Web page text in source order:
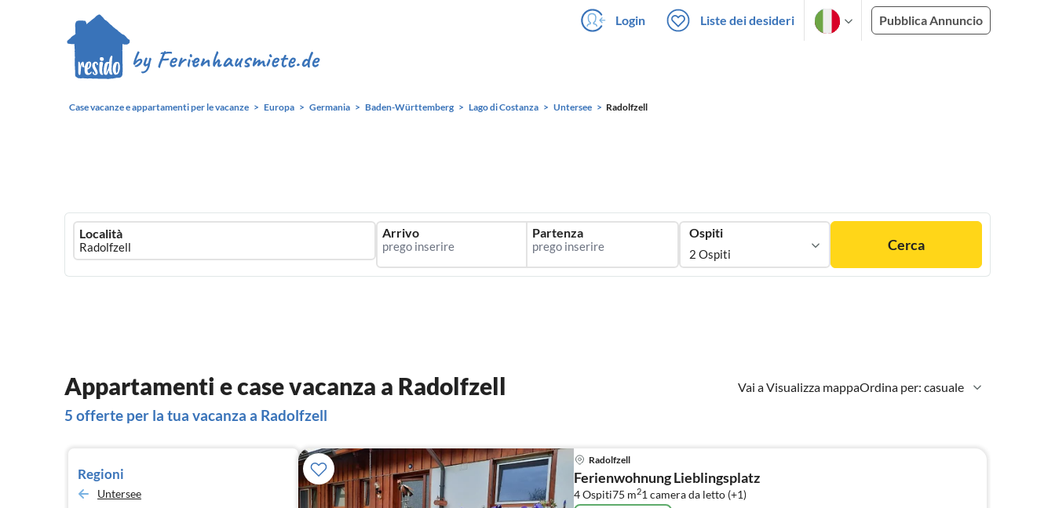
Login Liste dei desideri Pubblica Annuncio
Case vacanze e appartamenti per le vacanze Europa Germania Baden-Württemberg Lago di Costanza Untersee Radolfzell
Ferienhausmiete
logo
Località Arrivo Partenza Ospiti
2 Ospiti
Cerca
Vai a Visualizza mappaOrdina per: casuale
Appartamenti e case vacanza a Radolfzell
5 offerte per la tua vacanza a Radolfzell
Regioni
Untersee
Radolfzell
Ferienwohnung Lieblingsplatz
4 Ospiti75 m21 camera da letto (+1)